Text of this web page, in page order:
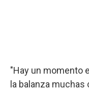
"Hay un momento
la balanza